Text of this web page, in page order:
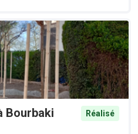
Bourbaki
Réalisé